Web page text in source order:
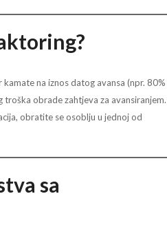
na iznos datog avansa (npr. 80%
obrade zahtjeva za avansiranjem.
obratite se osoblju u jednoj od
sa